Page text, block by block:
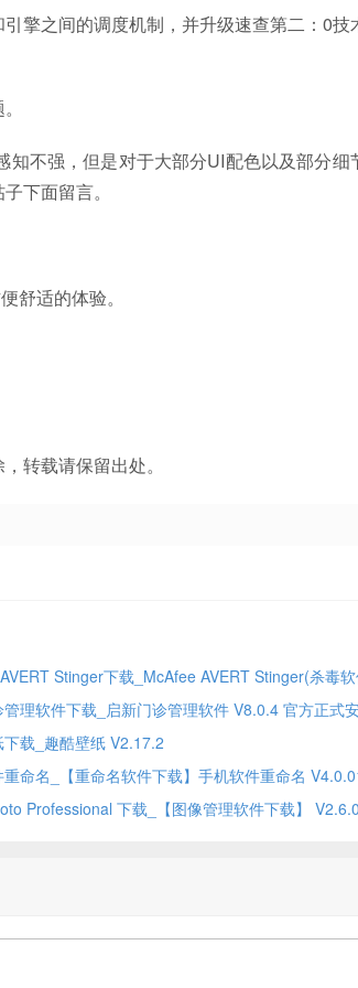
之间的调度机制，并升级速查第二：0技
不强，但是对于大部分UI配色以及部分细
下面留言。
适的体验。
转载请保留出处。
Stinger下载_McAfee AVERT Stinger(杀毒
位绿色英文版
管理软件下载_启新门诊管理软件 V8.0.4 官方正式
下载_趣酷壁纸 V2.17.2
命名_【重命名软件下载】手机软件重命名
Professional 下载_【图像管理软件下载】